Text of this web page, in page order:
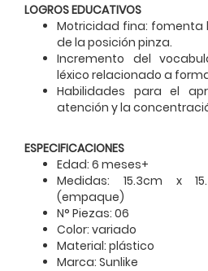
LOGROS EDUCATIVOS
Motricidad fina: fomenta
de la posición pinza.
Incremento del
léxico relacionado a
Habilidades para el
atención y la
ESPECIFICACIONES
Edad: 6 meses+
Medidas: 15.3cm x
(empaque)
N° Piezas: 06
Color: variado
Material: plástico
Marca: Sunlike